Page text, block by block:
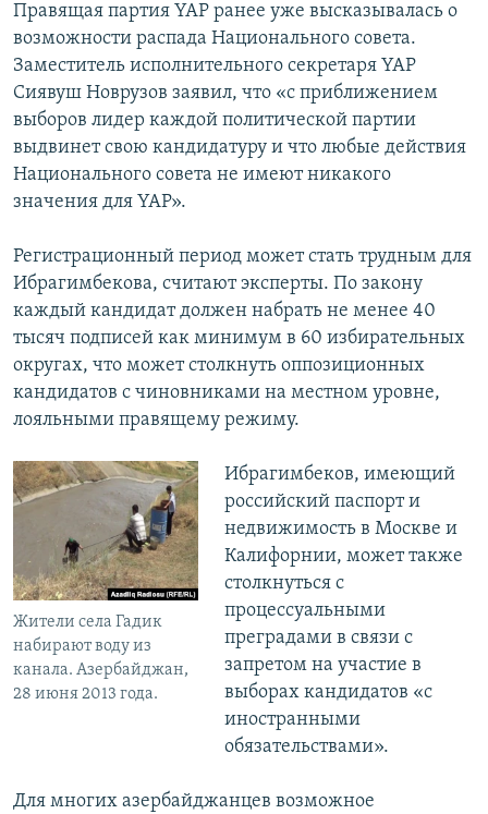
Правящая партия YAP ранее уже высказывалась о
возможности распада Национального совета.
Заместитель исполнительного секретаря YAP
Сиявуш Новрузов заявил, что «с приближением
выборов лидер каждой политической партии
выдвинет свою кандидатуру и что любые действия
Национального совета не имеют никакого
значения для YAP».
Регистрационный период может стать трудным для
Ибрагимбекова, считают эксперты. По закону
каждый кандидат должен набрать не менее 40
тысяч подписей как минимум в 60 избирательных
округах, что может столкнуть оппозиционных
кандидатов с чиновниками на местном уровне,
лояльными правящему режиму.
Жители села Гадик
набирают воду из
канала. Азербайджан,
28 июня 2013 года.
Ибрагимбеков, имеющий
российский паспорт и
недвижимость в Москве и
Калифорнии, может также
столкнуться с
процессуальными
преградами в связи с
запретом на участие в
выборах кандидатов «с
иностранными
обязательствами».
Для многих азербайджанцев возможное